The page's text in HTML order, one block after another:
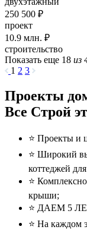
250 500 ₽
проект
10.9 млн. ₽
строительство
Показать еще 18 из
1 2 3
Проекты
Все Строй
⭐️ Проекты и
⭐️ Широкий
коттеджей
⭐️
крыши;
⭐️ ДАЕМ 5
⭐️ На каждом